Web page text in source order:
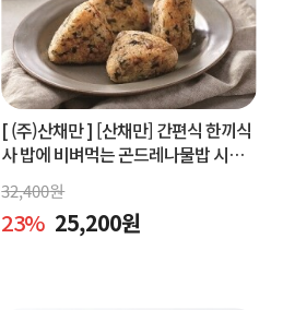
[ (주)산채만 ] [산채만] 간편식 한끼식
사 밥에 비벼먹는 곤드레나물밥 시래
기비빔밥 비빔소스 비벼요 80g 9봉
32,400원
23% 25,200원